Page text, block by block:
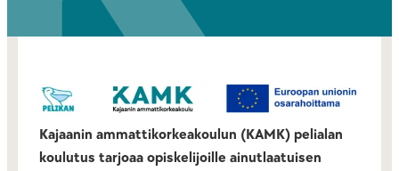
Kajaanin ammattikorkeakoulun (KAMK) pelialan
koulutus tarjoaa opiskelijoille ainutlaatuisen